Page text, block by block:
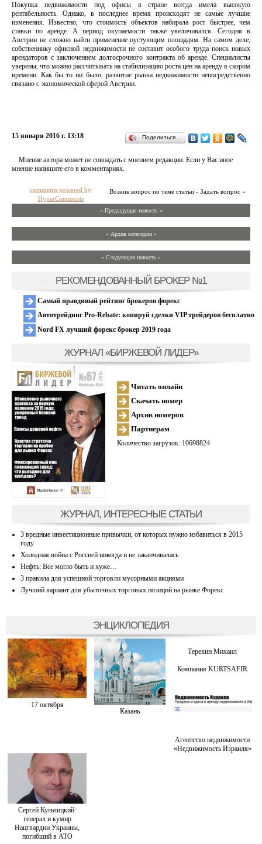
Покупка недвижимости под офисы в стране всегда имела высокую
рентабельность. Однако, в последнее время происходят не самые лучшие
изменения. Известно, что стоимость объектов набирала рост быстрее, чем
ставки по аренде. А период окупаемости также увеличивался. Сегодня в
Австрии не сложно найти применение пустующим площадям. На самом деле,
собственнику офисной недвижимости не составит особого труда поиск новых
арендаторов с заключением долгосрочного контракта об аренде. Специалисты
уверены, что можно рассчитывать на стабилизацию роста цен на аренду в скором
времени. Как бы то ни было, развитие рынка недвижимости непосредственно
связано с экономической сферой Австрии.
15 января 2016 г. 13:18 Поделиться…
Мнение автора может не совпадать с мнением редакции. Если у Вас иное
мнение напишите его в комментариях.
Возник вопрос по теме статьи - Задать вопрос »
comments powered by
HyperComments
« Предыдущая новость «
» Архив категории «
» Следующая новость »
РЕКОМЕНДОВАННЫЙ БРОКЕР №1
Самый правдивый рейтинг брокеров форекс
Автотрейдинг Pro-Rebate: копируй сделки VIP трейдеров бесплатно
Nord FX лучший форекс брокер 2019 года
ЖУРНАЛ «БИРЖЕВОЙ ЛИДЕР»
Читать онлайн
Скачать номер
Архив номеров
Партнерам
Количество загрузок: 10698824
ЖУРНАЛ, ИНТЕРЕСНЫЕ СТАТЬИ
3 вредные инвестиционные привычки, от которых нужно избавиться в 2015
году
Холодная война с Россией никогда и не заканчивалась
Нефть: Все могло быть и хуже…
3 правила для успешной торговли мусорными акциями
Лучший вариант для убыточных торговых позиций на рынке Форекс
ЭНЦИКЛОПЕДИЯ
17 октября
Казань
Терехин Михаил
Компания KURTSAFIR
Агентство недвижимости
«Недвижимость Израиля»
Сергей Кульчицкий:
генерал и кумир
Нацгвардии Украины,
погибший в АТО